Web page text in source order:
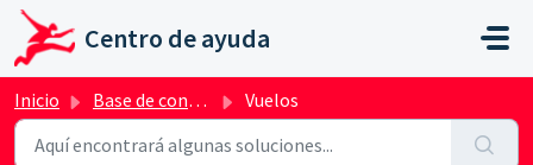
Ir al contenido principal
Centro de ayuda
Inicio Base de conocimientos Vuelos